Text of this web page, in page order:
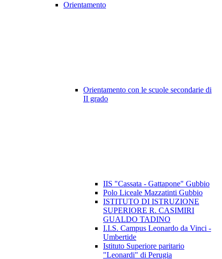
Orientamento
Orientamento con le scuole secondarie di
II grado
IIS "Cassata - Gattapone" Gubbio
Polo Liceale Mazzatinti Gubbio
ISTITUTO DI ISTRUZIONE
SUPERIORE R. CASIMIRI
GUALDO TADINO
I.I.S. Campus Leonardo da Vinci -
Umbertide
Istituto Superiore paritario
"Leonardi" di Perugia